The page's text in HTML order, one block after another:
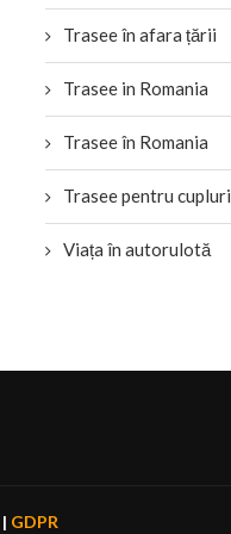
Trasee în afara țării
Trasee in Romania
Trasee în Romania
Trasee pentru cupluri
Viața în autorulotă
| GDPR